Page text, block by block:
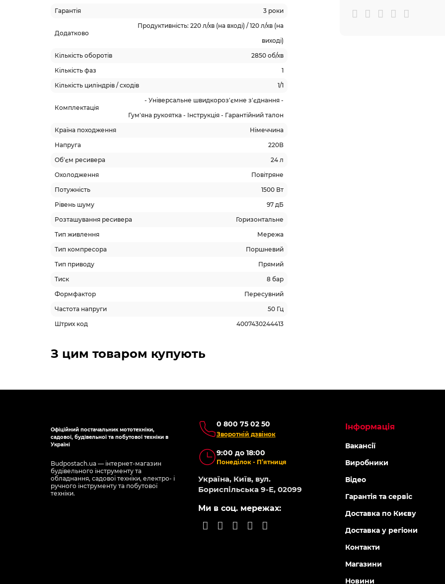
Гарантія
3 роки
Додатково
Продуктивність: 220 л/хв (на вході) / 120 л/хв (на
виході)
Кількість оборотів
2850 об/хв
Кількість фаз
1
Кількість циліндрів / сходів
1/1
Комплектація
- Універсальне швидкороз'ємне з'єднання -
Гум'яна рукоятка - Інструкція - Гарантійний талон
Країна походження
Німеччина
Напруга
220В
Об'єм ресивера
24 л
Охолодження
Повітряне
Потужність
1500 Вт
Рівень шуму
97 дБ
Розташування ресивера
Горизонтальне
Тип живлення
Мережа
Тип компресора
Поршневий
Тип приводу
Прямий
Тиск
8 бар
Формфактор
Пересувний
Частота напруги
50 Гц
Штрих код
4007430244413
З цим товаром купують
Офіційний постачальник мототехніки,
садової, будівельної та побутової техніки в
Україні
Budpostach.ua — інтернет-магазин
будівельного інструменту та
обладнання, садової техніки, електро- і
ручного інструменту та побутової
техніки.
0 800 75 02 50
Зворотній дзвінок
9:00 до 18:00
Понеділок - П’ятниця
Україна, Київ, вул.
Бориспільська 9-Е, 02099
Ми в соц. мережах:
Інформація
Вакансії
Виробники
Відео
Гарантія та сервіс
Доставка по Києву
Доставка у регіони
Контакти
Магазини
Новини